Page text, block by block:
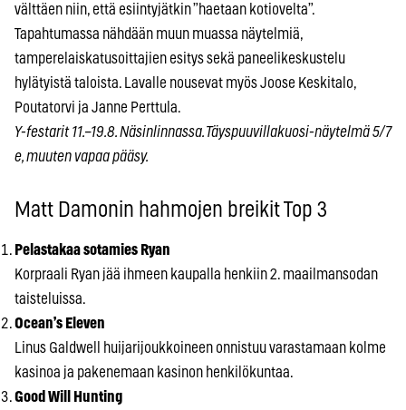
välttäen niin, että esiintyjätkin ”haetaan kotiovelta”.
Tapahtumassa nähdään muun muassa näytelmiä,
tamperelaiskatusoittajien esitys sekä paneelikeskustelu
hylätyistä taloista. Lavalle nousevat myös Joose Keskitalo,
Poutatorvi ja Janne Perttula.
Y-festarit 11.–19.8. Näsinlinnassa. Täyspuuvillakuosi-näytelmä 5/7
e, muuten vapaa pääsy.
Matt Damonin hahmojen breikit Top 3
Pelastakaa sotamies Ryan
Korpraali Ryan jää ihmeen kaupalla henkiin 2. maailmansodan
taisteluissa.
Ocean’s Eleven
Linus Galdwell huijarijoukkoineen onnistuu varastamaan kolme
kasinoa ja pakenemaan kasinon henkilökuntaa.
Good Will Hunting